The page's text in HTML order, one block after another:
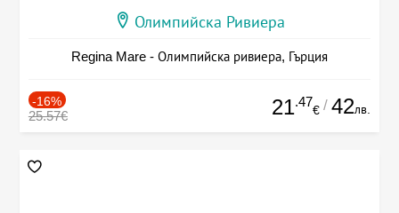
Олимпийска Ривиера
Regina Mare - Олимпийска ривиера, Гърция
-16%
25.57€ 21.47
€ / 42лв.